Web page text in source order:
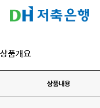
상품개요
상품내용